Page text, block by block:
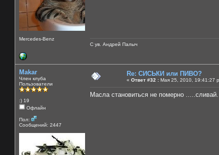
Mercedes-Benz
С ув. Андрей Палыч
Makar
Член клуба
Пользователи
:) 19
Офлайн
Пол:
Сообщений: 2447
Re: СИСЬКИ или ПИВО?
« Ответ #32 : Мая 25, 2010, 19:41:27
Масла становиться не померно